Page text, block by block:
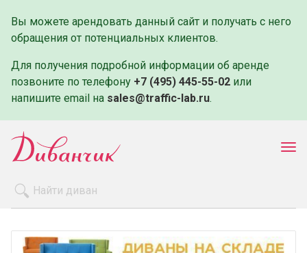
Вы можете арендовать данный сайт и получать с него
обращения от потенциальных клиентов.
Для получения подробной информации об аренде
позвоните по телефону +7 (495) 445-55-02 или
напишите email на sales@traffic-lab.ru.
Оплата и доставка